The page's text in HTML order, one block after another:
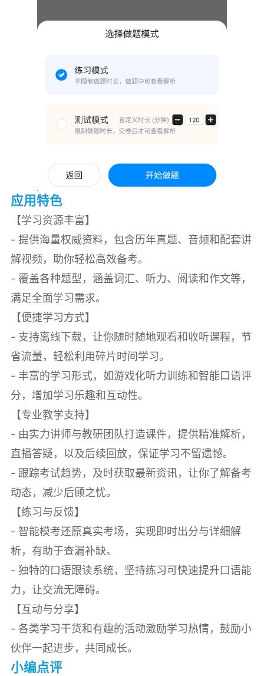
应用特色
【学习资源丰富】
- 提供海量权威资料，包含历年真题、音频和配套讲
解视频，助你轻松高效备考。
- 覆盖各种题型，涵盖词汇、听力、阅读和作文等，
满足全面学习需求。
【便捷学习方式】
- 支持离线下载，让你随时随地观看和收听课程，节
省流量，轻松利用碎片时间学习。
- 丰富的学习形式，如游戏化听力训练和智能口语评
分，增加学习乐趣和互动性。
【专业教学支持】
- 由实力讲师与教研团队打造课件，提供精准解析，
直播答疑，以及后续回放，保证学习不留遗憾。
- 跟踪考试趋势，及时获取最新资讯，让你了解备考
动态，减少后顾之忧。
【练习与反馈】
- 智能模考还原真实考场，实现即时出分与详细解
析，有助于查漏补缺。
- 独特的口语跟读系统，坚持练习可快速提升口语能
力，让交流无障碍。
【互动与分享】
- 各类学习干货和有趣的活动激励学习热情，鼓励小
伙伴一起进步，共同成长。
小编点评